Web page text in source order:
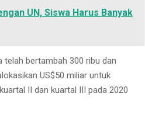
UN, Siswa Harus Banyak
bertambah 300 ribu dan
US$50 miliar untuk
II dan kuartal III pada 2020